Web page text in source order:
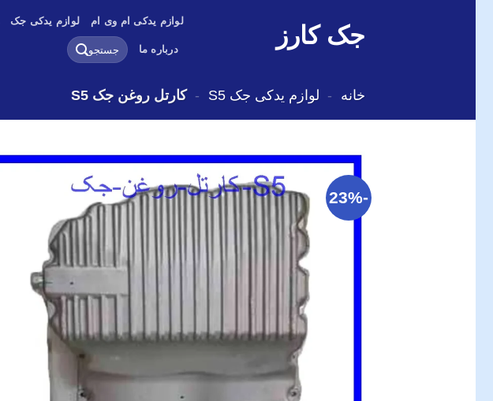
جک کارز
لوازم یدکی ام وی ام لوازم یدکی جک
درباره ما
جستجو
برای:
خانه - لوازم یدکی جک S5 - کارتل روغن جک S5
-23%